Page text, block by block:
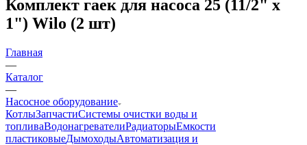
Комплект гаек для насоса 25 (11/2" х
1") Wilo (2 шт)
Главная
—
Каталог
—
Насосное оборудование
КотлыЗапчастиСистемы очистки воды и
топливаВодонагревателиРадиаторыЕмкости
пластиковыеДымоходыАвтоматизация и